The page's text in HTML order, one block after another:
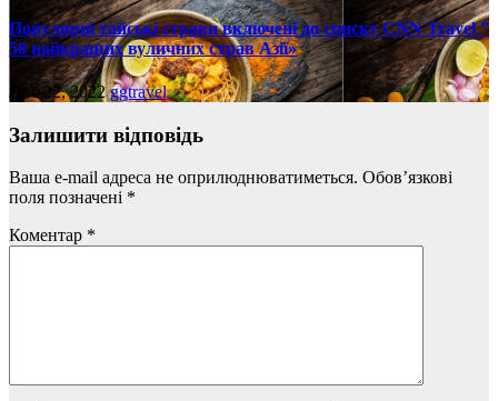
Популярні тайські страви включені до списку CNN Travel ”
50 найкращих вуличних страв Азії»
Лис 22, 2022ggtravel
Залишити відповідь
Ваша e-mail адреса не оприлюднюватиметься. Обов’язкові
поля позначені *
Коментар *